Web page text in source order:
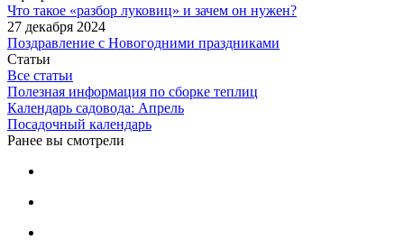
Что такое «разбор луковиц» и зачем он нужен?
27 декабря 2024
Поздравление с Новогодними праздниками
Статьи
Все статьи
Полезная информация по сборке теплиц
Календарь садовода: Апрель
Посадочный календарь
Ранее вы смотрели